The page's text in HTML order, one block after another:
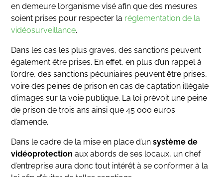
en demeure l’organisme visé afin que des mesures
soient prises pour respecter la réglementation de la
vidéosurveillance.
Dans les cas les plus graves, des sanctions peuvent
également être prises. En effet, en plus d’un rappel à
l’ordre, des sanctions pécuniaires peuvent être prises,
voire des peines de prison en cas de captation illégale
d’images sur la voie publique. La loi prévoit une peine
de prison de trois ans ainsi que 45 000 euros
d’amende.
Dans le cadre de la mise en place d’unsystème de
vidéoprotection aux abords de ses locaux, un chef
d’entreprise aura donc tout intérêt à se conformer à la